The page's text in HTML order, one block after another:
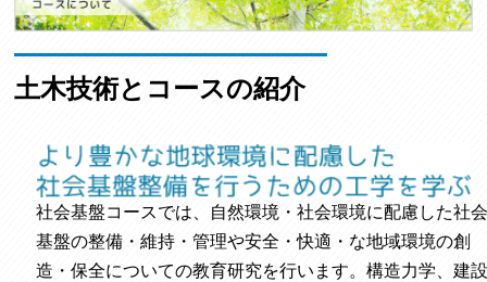
土木技術とコースの紹介
社会基盤コースでは、自然環境・社会環境に配慮した社
基盤の整備・維持・管理や安全・快適・な地域環境の創
造・保全についての教育研究を行います。構造力学、建